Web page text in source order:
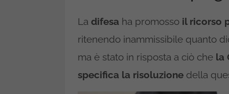
La difesa ha promosso il ricorso
ritenendo inammissibile quanto
ma è stato in risposta a ciò che la
specifica la risoluzione della